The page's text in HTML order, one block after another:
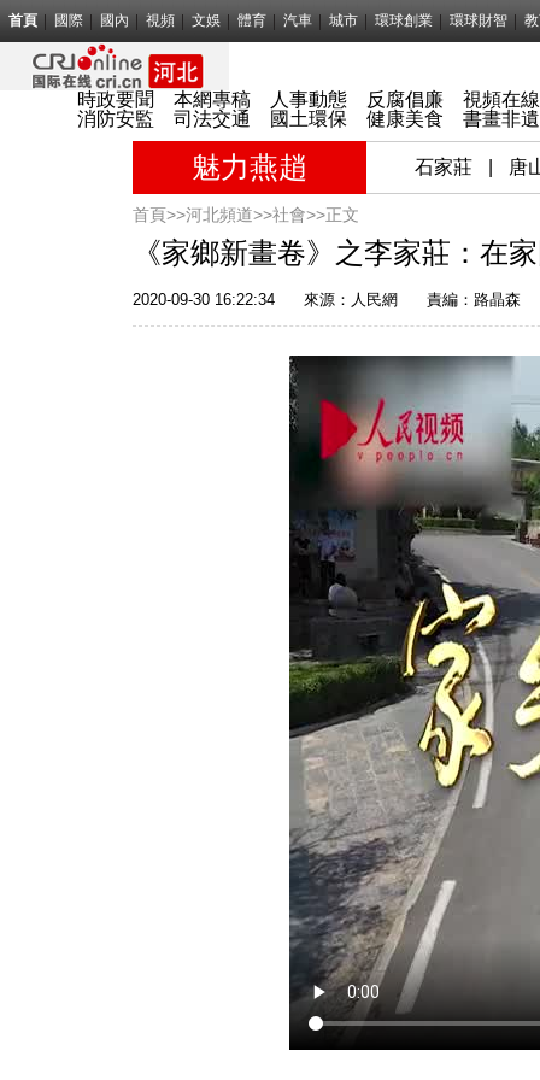
首頁 國際 國內 視頻 文娛 體育 汽車 城市 環球創業 環球財智
時政要聞 本網專稿 人事動態 反腐倡廉
視頻在線
消防安監 司法交通 國土環保 健康美食 書畫非遺
魅力燕趙 石家莊 唐
首頁>>河北頻道>>社會>>正文
《家鄉新畫卷》之李家莊：在
2020-09-30 16:22:34 來源： 人民網 責編：路晶森